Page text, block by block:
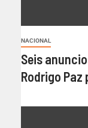
NACIONAL
Seis
Rodrigo